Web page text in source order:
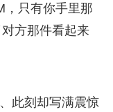
，只有你手里那
方那件看起来
此刻却写满震惊